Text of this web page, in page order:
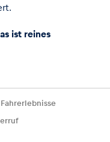
ist reines
Fahrerlebnisse